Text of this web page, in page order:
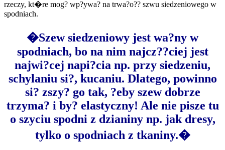
rzeczy, kt�re mog? wp?ywa? na trwa?o?? szwu siedzeniowego w
spodniach.
�Szew siedzeniowy jest wa?ny w
spodniach, bo na nim najcz??ciej jest
najwi?cej napi?cia np. przy siedzeniu,
schylaniu si?, kucaniu. Dlatego, powinno
si? zszy? go tak, ?eby szew dobrze
trzyma? i by? elastyczny! Ale nie pisze tu
o szyciu spodni z dzianiny np. jak dresy,
tylko o spodniach z tkaniny.�